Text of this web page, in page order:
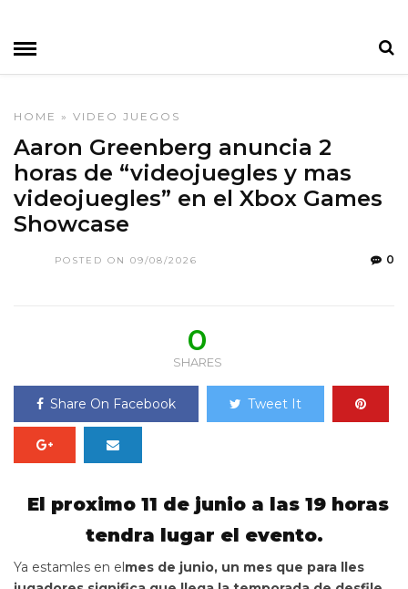
HOME » VIDEO JUEGOS
Aaron Greenberg anuncia 2
horas de “videojuegles y mas
videojuegles” en el Xbox Games
Showcase
POSTED ON 09/08/2026 0
0
SHARES
Share On Facebook Tweet It
El proximo 11 de junio a las 19 horas
tendra lugar el evento.
Ya estamles en elmes de junio, un mes que para lles